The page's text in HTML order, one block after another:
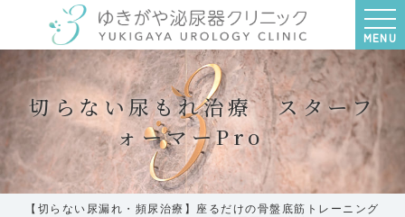
MENU
切らない尿もれ治療 スターフ
ォーマーPro
【切らない尿漏れ・頻尿治療】座るだけの骨盤底筋トレーニング